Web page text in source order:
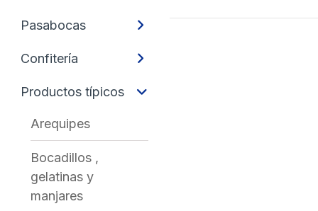
Pasabocas
Confitería
Productos típicos
Arequipes
Bocadillos ,
gelatinas y
manjares